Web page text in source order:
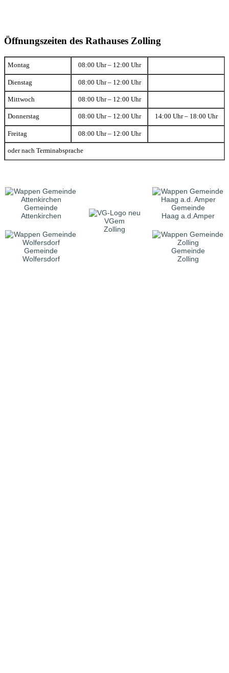
Öffnungszeiten des Rathauses Zolling
Montag 08:00 Uhr – 12:00 Uhr
Dienstag 08:00 Uhr – 12:00 Uhr
Mittwoch 08:00 Uhr – 12:00 Uhr
Donnerstag 08:00 Uhr – 12:00 Uhr 14:00 Uhr – 18:00 Uhr
Freitag 08:00 Uhr – 12:00 Uhr
oder nach Terminabsprache
Gemeinde
Attenkirchen
VGem
Zolling
Gemeinde
Haag a.d.Amper
Gemeinde
Wolfersdorf
Gemeinde
Zolling